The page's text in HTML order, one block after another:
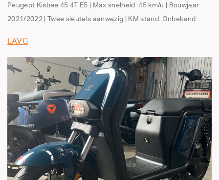
Peugeot Kisbee 45 4T E5 | Max snelheid: 45 km/u | Bouwjaar
2021/2022 | Twee sleutels aanwezig | KM stand: Onbekend
LAVG